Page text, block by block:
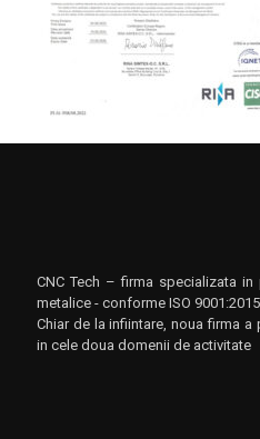
CNC Tech – firma specializata
metalice - conforme ISO
Chiar de la infiintare, noua firma
in cele doua domenii de activitate